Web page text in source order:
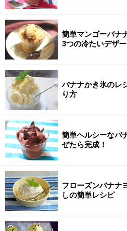
簡単マンゴーバナ
3つの冷たいデザー
バナナかき氷のレ
り方
簡単ヘルシーなバ
ぜたら完成！
フローズンバナナ
しの簡単レシピ